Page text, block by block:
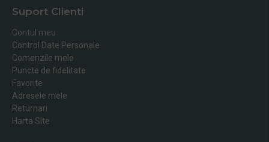
Suport Clienti
Contul meu
Control Date Personale
Comenzile mele
Puncte de fidelitate
Favorite
Adresele mele
Returnari
Harta SIte